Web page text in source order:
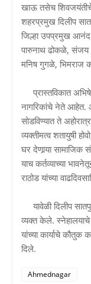
खाऊ तसेच
शहरप्रमुख दिलीप
जिल्हा उपप्रमुख आनंद
पारुनाथ ढोकळे, संजय
मनिष गुगळे, भिमराज
प्रास्तविकात
नागरिकांचे नेते आहेत.
सोडविण्यात ते
व्यक्तीमत्व शतायुषी
घर देणार्‍या सामाजिक
याच कर्तव्याच्या
राठोड यांच्या
यावेळी दिलीप
व्यक्त केले. स्नेहालयाचे
यांच्या कार्याचे कौतुक
दिले.
Ahmednagar